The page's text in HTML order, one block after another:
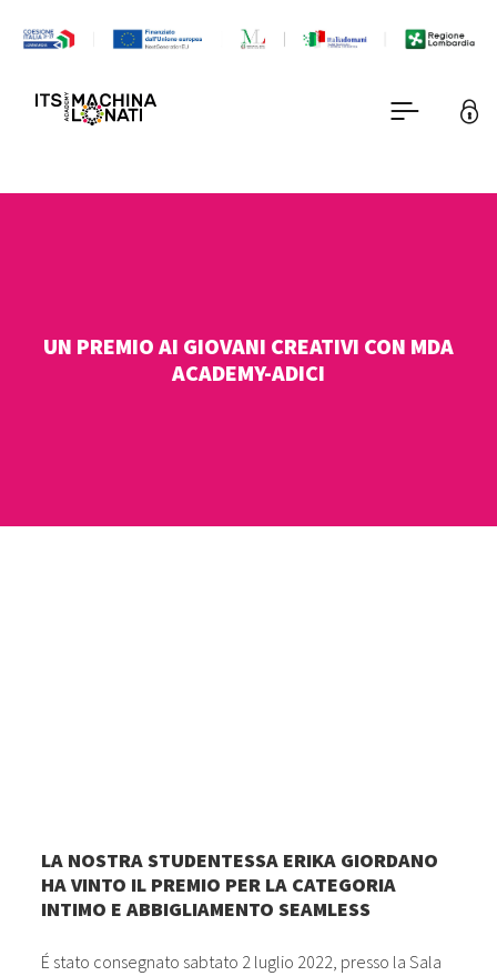
UN PREMIO AI GIOVANI CREATIVI CON MDA
ACADEMY-ADICI
LA NOSTRA STUDENTESSA ERIKA GIORDANO
HA VINTO IL PREMIO PER LA CATEGORIA
INTIMO E ABBIGLIAMENTO SEAMLESS
É stato consegnato sabtato 2 luglio 2022, presso la Sala